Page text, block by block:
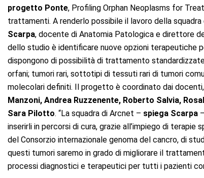
progetto Ponte, Profiling Orphan Neoplasms for
trattamenti. A renderlo possibile il lavoro della
Scarpa, docente di Anatomia Patologica e direttore
dello studio è identificare nuove opzioni
dispongono di possibilità di trattamento
orfani; tumori rari, sottotipi di tessuti rari di tumori
molecolari definiti. Il progetto è coordinato dai
Manzoni, Andrea Ruzzenente, Roberto Salvia,
Sara Pilotto. “La squadra di Arcnet – spiega Scarpa
inserirli in percorsi di cura, grazie all’impiego di
del Consorzio internazionale genoma del cancro, di
questi tumori saremo in grado di migliorare il
processi diagnostici e terapeutici per tutti i pazienti